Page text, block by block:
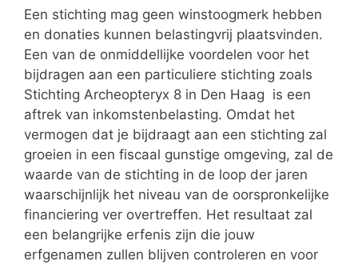
Een stichting mag geen winstoogmerk hebben
en donaties kunnen belastingvrij plaatsvinden.
Een van de onmiddellijke voordelen voor het
bijdragen aan een particuliere stichting zoals
Stichting Archeopteryx 8 in Den Haag is een
aftrek van inkomstenbelasting. Omdat het
vermogen dat je bijdraagt aan een stichting zal
groeien in een fiscaal gunstige omgeving, zal de
waarde van de stichting in de loop der jaren
waarschijnlijk het niveau van de oorspronkelijke
financiering ver overtreffen. Het resultaat zal
een belangrijke erfenis zijn die jouw
erfgenamen zullen blijven controleren en voor